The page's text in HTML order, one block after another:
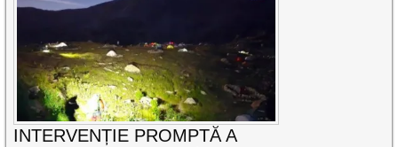
INTERVENȚIE PROMPTĂ A